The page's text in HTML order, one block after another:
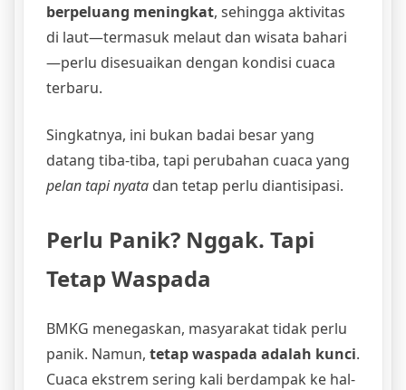
berpeluang meningkat, sehingga aktivitas
di laut—termasuk melaut dan wisata bahari
—perlu disesuaikan dengan kondisi cuaca
terbaru.
Singkatnya, ini bukan badai besar yang
datang tiba-tiba, tapi perubahan cuaca yang
pelan tapi nyata dan tetap perlu diantisipasi.
Perlu Panik? Nggak. Tapi
Tetap Waspada
BMKG menegaskan, masyarakat tidak perlu
panik. Namun, tetap waspada adalah kunci.
Cuaca ekstrem sering kali berdampak ke hal-